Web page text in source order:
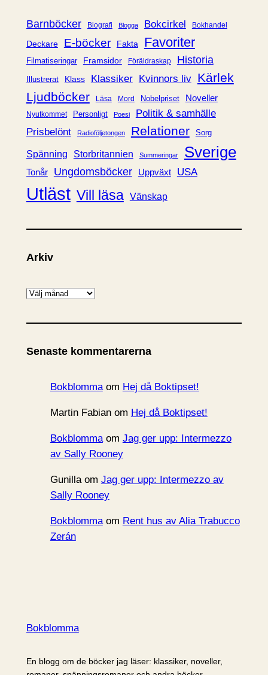
r
i
Barnböcker Biografi Blogga Bokcirkel Bokhandel
Deckare E-böcker Fakta Favoriter
Filmatiseringar Framsidor Föräldraskap Historia
Illustrerat Klass Klassiker Kvinnors liv Kärlek
Ljudböcker
Läsa Mord Nobelpriset Noveller
Nyutkommet Personligt Poesi
Politik & samhälle
Prisbelönt
Radioföljetongen Relationer Sorg
Spänning Storbritannien Summeringar Sverige
Tonår Ungdomsböcker Uppväxt USA
Utläst Vill läsa Vänskap
Arkiv
A
k
v
Senaste kommentarerna
Bokblommaom Hej då Boktipset!
Martin Fabianom Hej då Boktipset!
Bokblommaom Jag ger upp: Intermezzo
av Sally Rooney
Gunillaom Jag ger upp: Intermezzo av
Sally Rooney
Bokblommaom Rent hus av Alia Trabucco
Zerán
Bokblomma
En blogg om de böcker jag läser: klassiker, noveller,